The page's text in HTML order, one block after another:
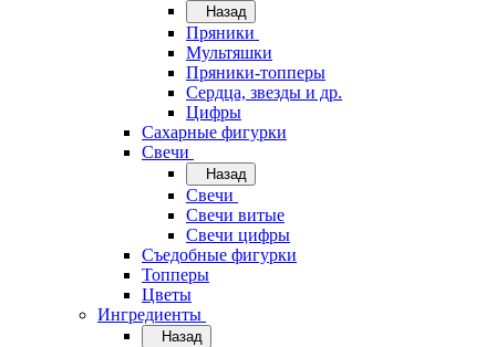
Назад
Пряники
Мультяшки
Пряники-топперы
Сердца, звезды и др.
Цифры
Сахарные фигурки
Свечи
Назад
Свечи
Свечи витые
Свечи цифры
Съедобные фигурки
Топперы
Цветы
Ингредиенты
Назад